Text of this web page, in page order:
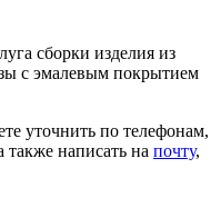
сборки изделия из
с эмалевым покрытием
уточнить по телефонам,
также написать на почту,